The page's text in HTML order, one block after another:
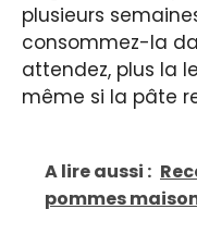
plusieurs
consommez-la
attendez, plus la
même si la pâte
A lire aussi :
pommes